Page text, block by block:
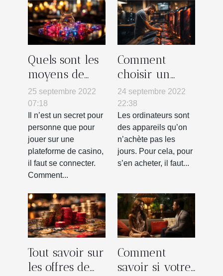
Quels sont les
moyens de
réussir à se
connecter à
une
plateforme de
casino ?
25 septembre 2022
07:18
Il n’est un secret pour
personne que pour
jouer sur une
plateforme de casino,
il faut se connecter.
Comment...
Comment
choisir un
ordinateur ?
24 septembre 2022
22:38
Les ordinateurs sont
des appareils qu’on
n’achète pas les
jours. Pour cela, pour
s’en acheter, il faut...
Tout savoir sur
les offres de
Comment
savoir si votre